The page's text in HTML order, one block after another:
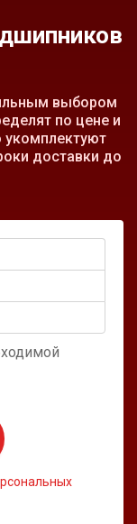
выбором
по цене и
укомплектуют
доставки до